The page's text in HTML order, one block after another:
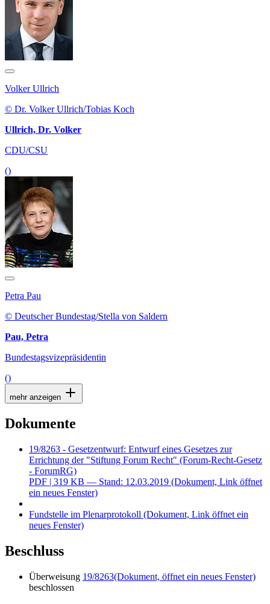
Volker Ullrich
© Dr. Volker Ullrich/Tobias Koch
Ullrich, Dr. Volker
CDU/CSU
()
Petra Pau
© Deutscher Bundestag/Stella von Saldern
Pau, Petra
Bundestagsvizepräsidentin
()
mehr anzeigen
Dokumente
19/8263 - Gesetzentwurf: Entwurf eines Gesetzes zur
Errichtung der "Stiftung Forum Recht" (Forum-Recht-Gesetz
- ForumRG)
PDF | 319 KB — Stand: 12.03.2019 (Dokument, Link öffnet
ein neues Fenster)
Fundstelle im Plenarprotokoll (Dokument, Link öffnet ein
neues Fenster)
Beschluss
Überweisung 19/8263(Dokument, öffnet ein neues Fenster)
beschlossen